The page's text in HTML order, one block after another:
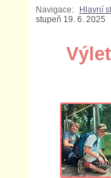
Navigace: Hlavní
stupeň 19. 6. 2025